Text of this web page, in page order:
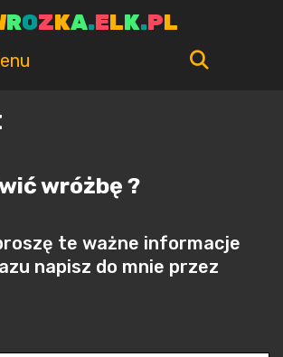
ROZKA.ELK.PL
wróżbę ?
te ważne informacje
napisz do mnie przez